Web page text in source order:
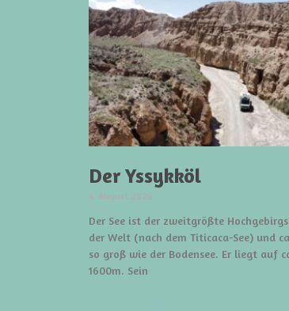
Der Yssykköl
4. August 2026
Der See ist der zweitgrößte
der Welt (nach dem Titicaca-See) und
so groß wie der Bodensee. Er liegt auf
1600m. Sein